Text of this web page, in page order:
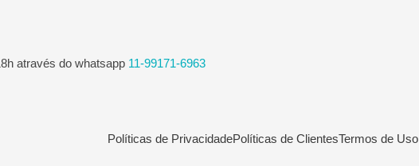
através do whatsapp 11-99171-6963
Políticas de PrivacidadePolíticas de ClientesTermos de Uso